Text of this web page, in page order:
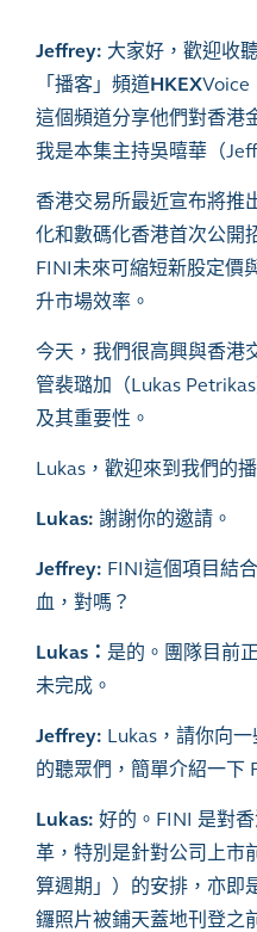
Jeffrey: 大家好，歡迎收
「播客」頻道HKEXVoice
這個頻道分享他們對香港
我是本集主持吳暿華（
香港交易所最近宣布將推
化和數碼化香港首次公開
FINI未來可縮短新股定價
升市場效率。
今天，我們很高興與香港
管裴璐加（Lukas
及其重要性。
Lukas，歡迎來到我們的
Lukas: 謝謝你的邀請。
Jeffrey: FINI這個項目結
血，對嗎？
Lukas： 是的。團隊目前
未完成。
Jeffrey: Lukas，請你向
的聽眾們，簡單介紹一下
Lukas: 好的。FINI 是對
革，特別是針對公司上市
算週期」）的安排，亦即
鑼照片被鋪天蓋地刊登之